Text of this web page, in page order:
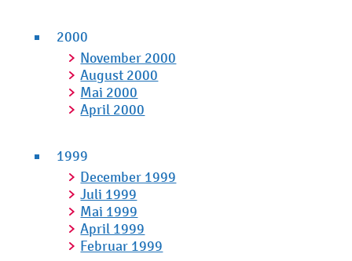
2000
November 2000
August 2000
Mai 2000
April 2000
1999
December 1999
Juli 1999
Mai 1999
April 1999
Februar 1999